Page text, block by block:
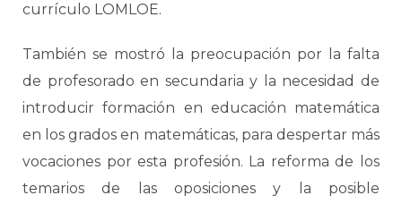
currículo LOMLOE.
También se mostró la preocupación por la falta
de profesorado en secundaria y la necesidad de
introducir formación en educación matemática
en los grados en matemáticas, para despertar más
vocaciones por esta profesión. La reforma de los
temarios de las oposiciones y la posible